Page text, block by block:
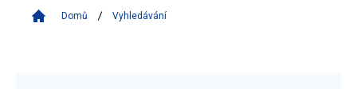
Domů Vyhledávání